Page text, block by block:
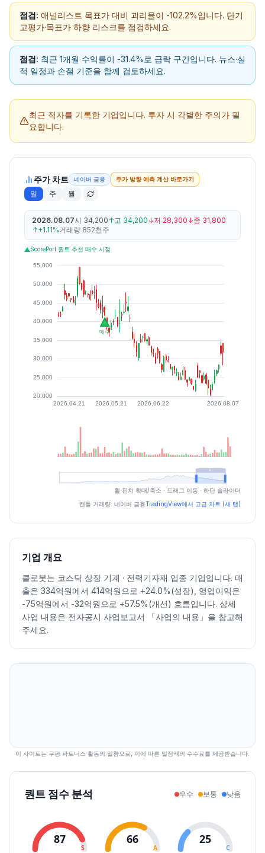
점검: 애널리스트 목표가 대비 괴리율이 -102.2%입니다. 단기
고평가·목표가 하향 리스크를 점검하세요.
점검: 최근 1개월 수익률이 -31.4%로 급락 구간입니다. 뉴스·실
적 일정과 손절 기준을 함께 검토하세요.
최근 적자를 기록한 기업입니다. 투자 시 각별한 주의가 필
요합니다.
주가 차트 네이버 금융 주가 방향 예측 계산 바로가기
일 주 월
2026.08.07시 34,200 ↑고 34,200↓저 28,300↓종 31,800
↑+1.11%거래량 852천주
ScorePort 퀀트 추천 매수 시점
최근 구간 일별 OHLCV (스크린 리더용)
고가 저가 종가 등락률%거래량
2026.07.06
28100281002600027000-2.88118904
2026.07.07
26100275002535026400-2.22 175267
2026.07.08
25150
2026.07.10
257002800025500269507.16
168395
2026.07.13
26900279002430024500-9.09168264
2026.07.14
24400244002255023700 -3.27129857
2026.07.15
2026.07.28
25800262502305023400-7.51 324605
2026.07.31
2170023850
346527
2026.08.04
2600027150 25350269005.28
356491
2026.08.05
27200 28550 26350 28400 5.58
383019
휠·핀치 확대/축소 · 드래그 이동 · 하단 슬라이더
캔들·거래량: 네이버 금융TradingView에서 고급 차트 (새 탭)
기업 개요
클로봇는 코스닥 상장 기계 · 전력기자재 업종 기업입니다. 매
출은 334억원에서 414억원으로 +24.0%(성장), 영업이익은
-75억원에서 -32억원으로 +57.5%(개선) 흐름입니다. 상세
사업 내용은 전자공시 사업보고서 「사업의 내용」을 참고해
주세요.
이 사이트는 쿠팡 파트너스 활동의 일환으로, 이에 따른 일정액의 수수료를 제공받습니다.
퀀트 점수 분석 우수 보통 낮음
87
S
66
A
25
C